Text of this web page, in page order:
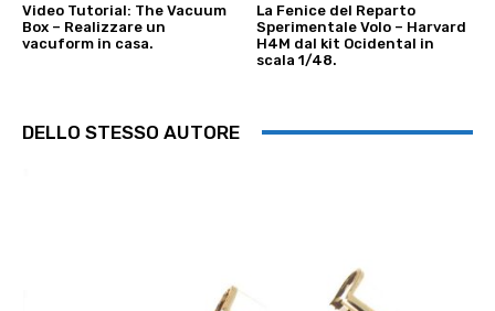
Video Tutorial: The Vacuum
Box – Realizzare un
vacuform in casa.
La Fenice del Reparto
Sperimentale Volo – Harvard
H4M dal kit Ocidental in
scala 1/48.
DELLO STESSO AUTORE